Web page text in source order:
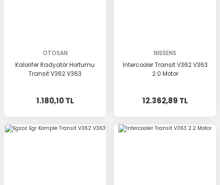
OTOSAN
Kalorifer Radyatör Hortumu
Transit V362 V363
1.180,10 TL
NİSSENS
İntercooler Transit V362 V363
2.0 Motor
12.362,89 TL